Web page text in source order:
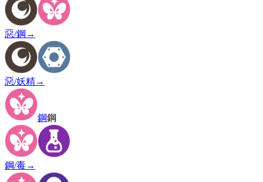
惡/鋼 →
惡/妖精→
鋼鋼
鋼/毒→